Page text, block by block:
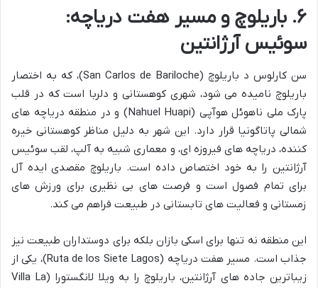
۶. باریلوچ و مسیر هفت دریاچه:
سوئیس آرژانتین
سن کارلوس د باریلوچ (San Carlos de Bariloche)، که به اختصار
باریلوچ نامیده می شود، شهری کوهستانی و دلربا است که در قلب
پارک ملی ناهوئل هوآپی (Nahuel Huapi) و در منطقه دریاچه های
شمالی پاتاگونیا قرار دارد. این شهر به دلیل مناظر کوهستانی خیره
کننده، دریاچه های فیروزه ای، و معماری شبیه به آلپ، لقب سوئیس
آرژانتین را به خود اختصاص داده است. باریلوچ مقصدی ایده آل
برای تمام فصول است و فرصت های بی نظیری برای ورزش های
زمستانی و فعالیت های تابستانی در طبیعت فراهم می کند.
این منطقه نه تنها برای اسکی بازان بلکه برای دوستداران طبیعت نیز
جذاب است. مسیر هفت دریاچه (Ruta de los Siete Lagos)، یکی از
زیباترین جاده های آرژانتین، باریلوچ را به ویلا لانگستورا (Villa La